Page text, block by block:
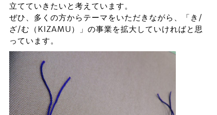
立てていきたいと考えています。
ぜひ、多くの方からテーマをいただきながら、「き/
ざ/む（KIZAMU）」の事業を拡大していければと思
っています。